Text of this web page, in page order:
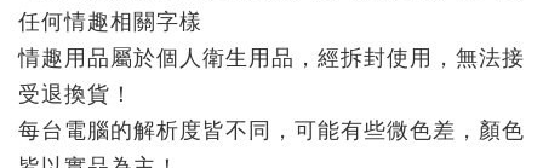
任何情趣相關字樣
情趣用品屬於個人衛生用品，經拆封使用，無法接
受退換貨！
每台電腦的解析度皆不同，可能有些微色差，顏色